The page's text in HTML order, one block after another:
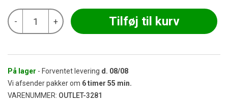
-
Træksløjfe
Hvid
320x16
(Udgået)
antal
+ Tilføj til kurv
På lager - Forventet levering d. 08/08
Vi afsender pakker om 6timer 55 min.
VARENUMMER: OUTLET-3281